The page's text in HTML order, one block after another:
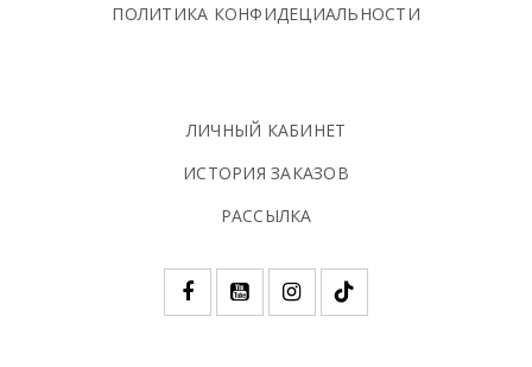
ПОЛИТИКА КОНФИДЕЦИАЛЬНОСТИ
ЛИЧНЫЙ КАБИНЕТ
ИСТОРИЯ ЗАКАЗОВ
РАССЫЛКА